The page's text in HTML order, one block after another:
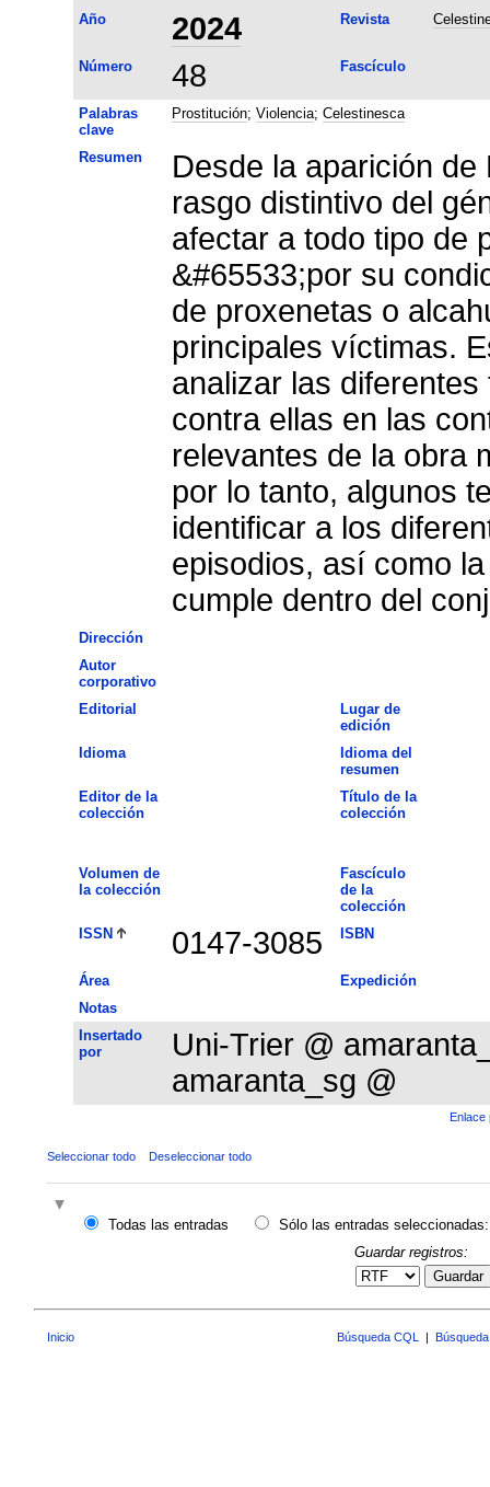
Año 2024 Revista
Número 48 Fascículo
Palabras
clave
Prostitución; Violencia; Celestinesca
Resumen
Desde la aparición
rasgo distintivo del
afectar a todo tipo de
&#65533;por su
de proxenetas o
principales víctimas.
analizar las
contra ellas en las
relevantes de la obra
por lo tanto, algunos
identificar a los
episodios, así como
cumple dentro del
Dirección
Autor
corporativo
Editorial
Lugar de
edición
Idioma
Idioma del
resumen
Editor de la
colección
Título de la
colección
Volumen de
la colección
Fascículo
de la
colección
ISSN
0147-3085 ISBN
Área
Expedición
Notas
Insertado
por
Uni-Trier @
amaranta_sg @
Enlace
Seleccionar todo Deseleccionar todo
Todas las entradas
Sólo las entradas seleccionadas:
Guardar registros:
Guardar
Inicio Búsqueda CQL